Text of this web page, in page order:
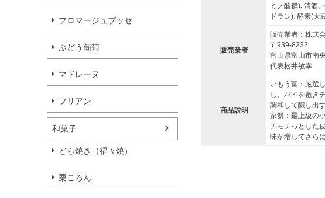
フロマージュブッセ
ぶどう葡萄
マドレーヌ
フリアン
和菓子
どら焼き（福々焼）
栗ころん
ミノ酸群)､清酒
ドラン)､酵素(大
販売業者
販売業者：株式
〒939-8232
富山県富山市南
代表松井敏幸
商品説明
いもう富：厳選
し、パイを敷き
調和して醸し出
家餅：最上級の
チモチっとした
味が増してさら